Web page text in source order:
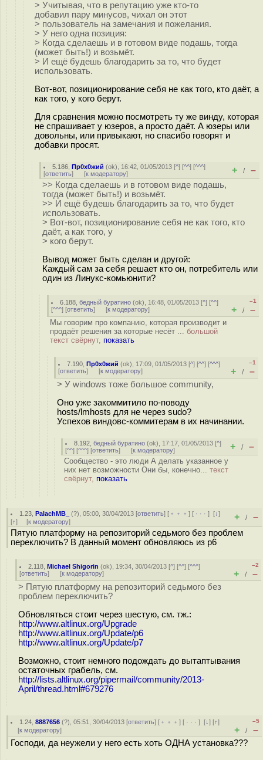
> Учитывая, что в репутацию уже кто-то
добавил пару минусов, чихал он этот
> пользователь на замечания и пожелания.
> У него одна позиция:
> Когда сделаешь и в готовом виде подашь, тогда
(может быть!) и возьмёт.
> И ещё будешь благодарить за то, что будет
использовать.
Вот-вот, позиционирование себя не как того, кто даёт, а
как того, у кого берут.
Для сравнения можно посмотреть ту же винду, которая
не спрашивает у юзеров, а просто даёт. А юзеры или
довольны, или привыкают, но спасибо говорят и
добавки просят.
5.186 ,Пр0х0жий (ok), 16:42, 01/05/2013 [^] [^^] [^^^]
[ответить] [к модератору] + / –
>> Когда сделаешь и в готовом виде подашь,
тогда (может быть!) и возьмёт.
>> И ещё будешь благодарить за то, что будет
использовать.
> Вот-вот, позиционирование себя не как того, кто
даёт, а как того, у
> кого берут.
Вывод может быть сделан и другой:
Каждый сам за себя решает кто он, потребитель или
один из Линукс-комьюнити?
6.188 ,бедный буратино (ok), 16:48, 01/05/2013 [^] [^^]
[^^^] [ответить] [к модератору]
–1
+ / –
Мы говорим про компанию, которая производит и
продаёт решения за которые несёт ... большой
текст свёрнут, показать
7.190 ,Пр0х0жий (ok), 17:09, 01/05/2013 [^] [^^] [^^^]
[ответить] [к модератору]
–1
+ / –
> У windows тоже большое community,
Оно уже закоммитило по-поводу
hosts/lmhosts для не через sudo?
Успехов виндовс-коммитерам в их начинании.
8.192 ,бедный буратино (ok), 17:17, 01/05/2013 [^]
[^^] [^^^] [ответить] [к модератору] + / –
Сообщество - это люди А делать указанное у
них нет возможности Они бы, конечно... текст
свёрнут, показать
1.23 ,PalachMB_ (?), 05:00, 30/04/2013 [ответить] [ ﹢﹢﹢] [ · · ·][↓]
[↑] [к модератору] + / –
Пятую платформу на репозиторий седьмого без проблем
переключить? В данный момент обновляюсь из p6
2.118 ,Michael Shigorin (ok), 19:34, 30/04/2013 [^] [^^] [^^^]
[ответить] [к модератору]
–2
+ / –
> Пятую платформу на репозиторий седьмого без
проблем переключить?
Обновляться стоит через шестую, см. тж.:
http://www.altlinux.org/Upgrade
http://www.altlinux.org/Update/p6
http://www.altlinux.org/Update/p7
Возможно, стоит немного подождать до вытаптывания
остаточных грабель, см.
http://lists.altlinux.org/pipermail/community/2013-
April/thread.html#679276
1.24 ,8887656 (?), 05:51, 30/04/2013 [ответить] [ ﹢﹢﹢] [ · · ·][↓] [↑]
[к модератору]
–5
+ / –
Господи, да неужели у него есть хоть ОДНА установка???